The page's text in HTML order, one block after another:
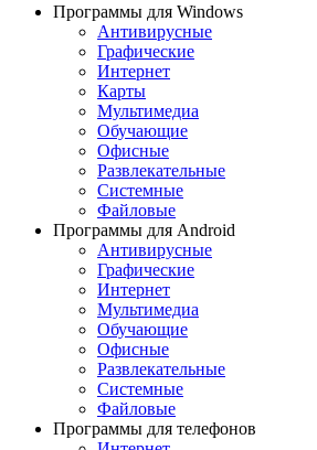
Программы для Windows
Антивирусные
Графические
Интернет
Карты
Мультимедиа
Обучающие
Офисные
Развлекательные
Системные
Файловые
Программы для Android
Антивирусные
Графические
Интернет
Мультимедиа
Обучающие
Офисные
Развлекательные
Системные
Файловые
Программы для телефонов